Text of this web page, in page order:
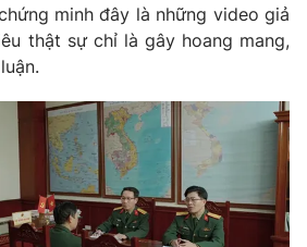
Podcast
Infographic
minh đây là những video giả
thật sự chỉ là gây hoang mang,